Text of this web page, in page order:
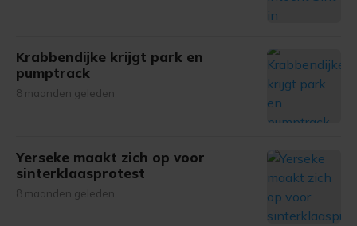
Krabbendijke krijgt park en
pumptrack
8 maanden geleden
Yerseke maakt zich op voor
sinterklaasprotest
8 maanden geleden